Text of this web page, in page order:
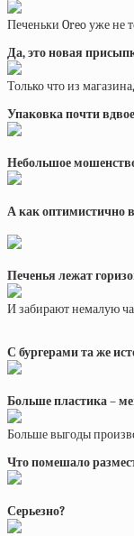
Печеньки Oreo уже не
Да, это новая
Только что из
Упаковка почти
Небольшое
А как оптимистично
Печенья лежат
И забирают немалую
С бургерами та же
Больше пластика –
Больше выгоды
Что помешало
Серьезно?